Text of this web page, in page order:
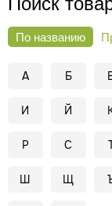
По названию
А Б
И Й
Р С
Ш Щ